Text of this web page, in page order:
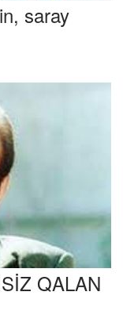
saray
QALAN